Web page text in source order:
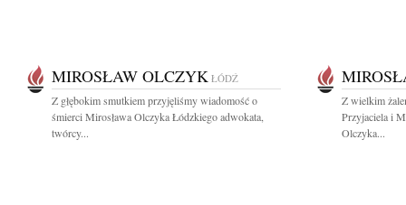
MIROSŁAW OLCZYK ŁÓDŹ
Z głębokim smutkiem przyjęliśmy wiadomość o
śmierci Mirosława Olczyka Łódzkiego adwokata,
twórcy...
Z wielkim
Przyjaciela i
Olczyka...